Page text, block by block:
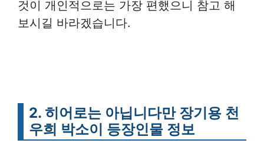
것이 개인적으로는 가장 편했으니 참고 해
보시길 바라겠습니다.
2. 히어로는 아닙니다만 장기용 천
우희 박소이 등장인물 정보